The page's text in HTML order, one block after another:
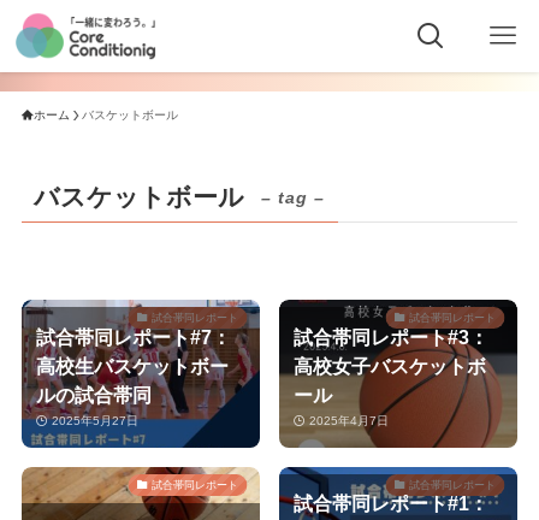
ホーム バスケットボール
バスケットボール – tag –
試合帯同レポート
試合帯同レポート#7：
高校生バスケットボー
ルの試合帯同
2025年5月27日
試合帯同レポート
試合帯同レポート#3：
高校女子バスケットボ
ール
2025年4月7日
試合帯同レポート 試合帯同レポート
試合帯同レポート#1：